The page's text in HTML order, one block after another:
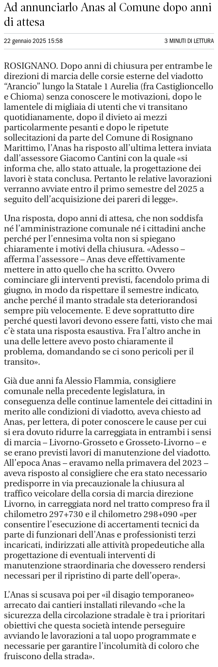
Ad annunciarlo Anas al Comune dopo anni
di attesa
22 gennaio 2025 15:58 3 MINUTI DI LETTURA
ROSIGNANO. Dopo anni di chiusura per entrambe le
direzioni di marcia delle corsie esterne del viadotto
“Arancio” lungo la Statale 1 Aurelia (fra Castiglioncello
e Chioma) senza conoscere le motivazioni, dopo le
lamentele di migliaia di utenti che vi transitano
quotidianamente, dopo il divieto ai mezzi
particolarmente pesanti e dopo le ripetute
sollecitazioni da parte del Comune di Rosignano
Marittimo, l’Anas ha risposto all’ultima lettera inviata
dall’assessore Giacomo Cantini con la quale «si
informa che, allo stato attuale, la progettazione dei
lavori è stata conclusa. Pertanto le relative lavorazioni
verranno avviate entro il primo semestre del 2025 a
seguito dell’acquisizione dei pareri di legge».
Una risposta, dopo anni di attesa, che non soddisfa
né l’amministrazione comunale né i cittadini anche
perché per l’ennesima volta non si spiegano
chiaramente i motivi della chiusura. «Adesso –
afferma l’assessore – Anas deve effettivamente
mettere in atto quello che ha scritto. Ovvero
cominciare gli interventi previsti, facendolo prima di
giugno, in modo da rispettare il semestre indicato,
anche perché il manto stradale sta deteriorandosi
sempre più velocemente. E deve soprattutto dire
perché questi lavori devono essere fatti, visto che mai
c’è stata una risposta esaustiva. Fra l’altro anche in
una delle lettere avevo posto chiaramente il
problema, domandando se ci sono pericoli per il
transito».
Già due anni fa Alessio Flammia, consigliere
comunale nella precedente legislatura, in
conseguenza delle continue lamentele dei cittadini in
merito alle condizioni di viadotto, aveva chiesto ad
Anas, per lettera, di poter conoscere le cause per cui
si era dovuto ridurre la carreggiata in entrambi i sensi
di marcia – Livorno-Grosseto e Grosseto-Livorno – e
se erano previsti lavori di manutenzione del viadotto.
All’epoca Anas – eravamo nella primavera del 2023 –
aveva risposto al consigliere che era stato necessario
predisporre in via precauzionale la chiusura al
traffico veicolare della corsia di marcia direzione
Livorno, in carreggiata nord nel tratto compreso fra il
chilometro 297+730 e il chilometro 298+090 «per
consentire l’esecuzione di accertamenti tecnici da
parte di funzionari dell’Anas e professionisti terzi
incaricati, indirizzati alle attività propedeutiche alla
progettazione di eventuali interventi di
manutenzione straordinaria che dovessero rendersi
necessari per il ripristino di parte dell’opera».
L’Anas si scusava poi per «il disagio temporaneo»
arrecato dai cantieri installati rilevando «che la
sicurezza della circolazione stradale è tra i prioritari
obiettivi che questa società intende perseguire
avviando le lavorazioni a tal uopo programmate e
necessarie per garantire l’incolumità di coloro che
fruiscono della strada».